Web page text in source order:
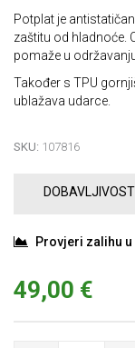
Potplat je
zaštitu od hladnoće.
pomaže u
Također s TPU
ublažava udarce.
SKU: 107816
Provjeri zalihu
49,00 €